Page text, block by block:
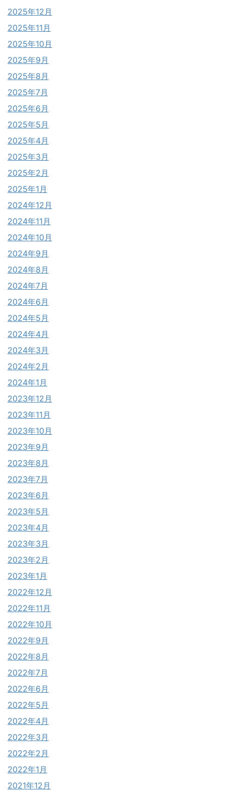
2025年12月
2025年11月
2025年10月
2025年9月
2025年8月
2025年7月
2025年6月
2025年5月
2025年4月
2025年3月
2025年2月
2025年1月
2024年12月
2024年11月
2024年10月
2024年9月
2024年8月
2024年7月
2024年6月
2024年5月
2024年4月
2024年3月
2024年2月
2024年1月
2023年12月
2023年11月
2023年10月
2023年9月
2023年8月
2023年7月
2023年6月
2023年5月
2023年4月
2023年3月
2023年2月
2023年1月
2022年12月
2022年11月
2022年10月
2022年9月
2022年8月
2022年7月
2022年6月
2022年5月
2022年4月
2022年3月
2022年2月
2022年1月
2021年12月